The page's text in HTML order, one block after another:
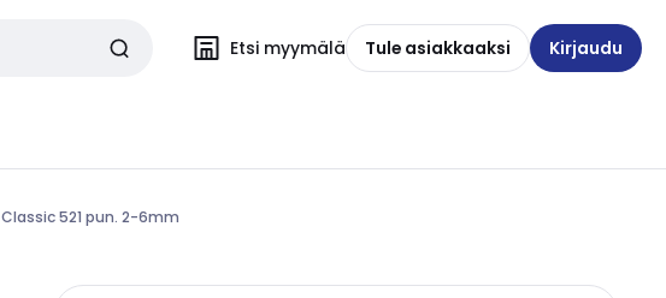
Etsi myymälä Tule asiakkaaksi Kirjaudu
521 pun. 2-6mm